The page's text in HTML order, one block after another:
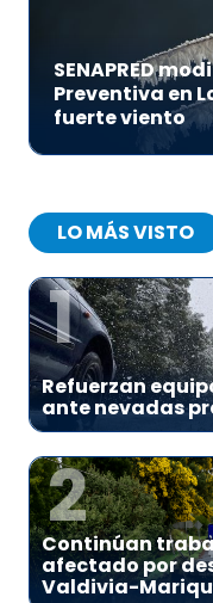
SENAPRED
Preventiva en
fuerte viento
LO MÁS VISTO
1
Refuerzan
ante nevadas
2
Continúan
afectado por
Valdivia-